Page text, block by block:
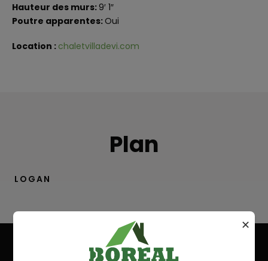
Hauteur des murs:9′ 1″
Poutre apparentes: Oui
Location : chaletvilladevi.com
Plan
LOGAN
✕